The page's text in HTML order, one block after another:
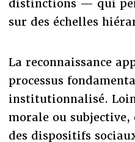
distinctions — qui
sur des échelles
La reconnaissance
processus
institutionnalisé.
morale ou
des dispositifs